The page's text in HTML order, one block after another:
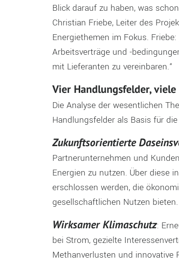
Blick darauf zu haben, was
Christian Friebe, Leiter des
Energiethemen im Fokus.
Arbeitsverträge und -
mit Lieferanten zu vereinbaren.“
Vier Handlungsfelder,
Die Analyse der wesentlichen
Handlungsfelder als Basis für
Zukunftsorientierte
Partnerunternehmen und
Energien zu nutzen. Über diese
erschlossen werden, die
gesellschaftlichen Nutzen bieten.
Wirksamer Klimaschutz:
bei Strom, gezielte
Methanverlusten und innovative